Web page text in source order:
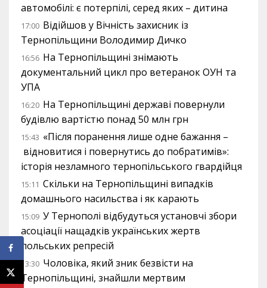
автомобілі: є потерпілі, серед яких – дитина
17:00 Відійшов у Вічність захисник із
Тернопільщини Володимир Дичко
16:56 На Тернопільщині знімають
документальний цикл про ветеранок ОУН та
УПА
16:20 На Тернопільщині державі повернули
будівлю вартістю понад 50 млн грн
15:43 «Після поранення лише одне бажання –
відновитися і повернутись до побратимів»:
історія незламного тернопільського гвардійця
15:11 Скільки на Тернопільщині випадків
домашнього насильства і як карають
15:09 У Тернополі відбудуться установчі збори
асоціації нащадків українських жертв
польських репресій
13:30 Чоловіка, який зник безвісти на
Тернопільщині, знайшли мертвим